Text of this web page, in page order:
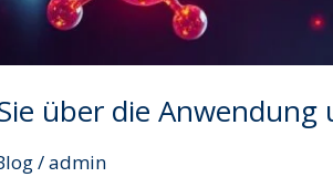
über die
/admin